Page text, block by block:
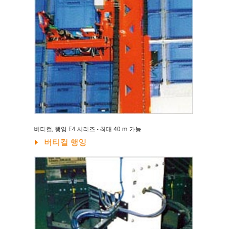
버티컬, 행잉 E4 시리즈 - 최대 40 m 가능
버티컬 행잉